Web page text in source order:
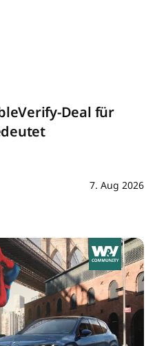
Deal für
7. Aug 2026